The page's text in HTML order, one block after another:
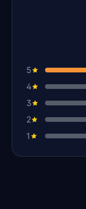
5
4
3
2
1